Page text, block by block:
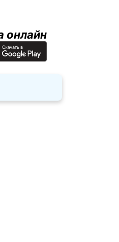
онлайн